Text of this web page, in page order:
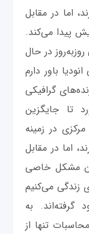
اما در مقابل
10 درصد افزایش پیدا می‌کند.
در حال
باور دارم
گرافیکی
تا جایگزین
در زمینه
اما در مقابل
مشکل خاصی
زندگی می‌کنیم
به
تنها از